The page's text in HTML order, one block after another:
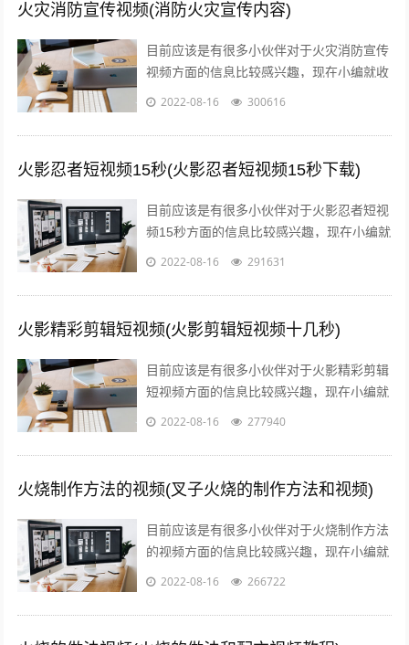
火灾消防宣传视频(消防火灾宣传内容)
目前应该是有很多小伙伴对于火灾消防宣传
视频方面的信息比较感兴趣，现在小编就收
集了一些与消防火灾宣传内容相关的信息来
2022-08-16 300616
火影忍者短视频15秒(火影忍者短视频15秒下载)
目前应该是有很多小伙伴对于火影忍者短视
频15秒方面的信息比较感兴趣，现在小编就
收集了一些与火影忍者短视频15秒下载相关
2022-08-16 291631
火影精彩剪辑短视频(火影剪辑短视频十几秒)
目前应该是有很多小伙伴对于火影精彩剪辑
短视频方面的信息比较感兴趣，现在小编就
收集了一些与火影剪辑短视频十几秒相关的
2022-08-16 277940
火烧制作方法的视频(叉子火烧的制作方法和视频)
目前应该是有很多小伙伴对于火烧制作方法
的视频方面的信息比较感兴趣，现在小编就
收集了一些与叉子火烧的制作方法和视频相
2022-08-16 266722